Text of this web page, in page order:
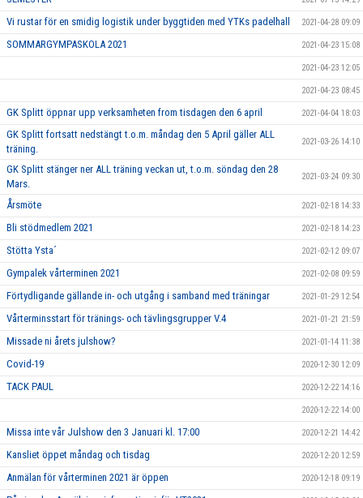
Vi rustar för en smidig logistik under byggtiden med YTKs padelhall 2021-04-28 09:09
SOMMARGYMPASKOLA 2021 2021-04-23 15:08
2021-04-23 12:05
2021-04-23 08:45
GK Splitt öppnar upp verksamheten from tisdagen den 6 april 2021-04-04 18:03
GK Splitt fortsatt nedstängt t.o.m. måndag den 5 April gäller ALL
träning.
2021-03-26 14:10
GK Splitt stänger ner ALL träning veckan ut, t.o.m. söndag den 28
Mars.
2021-03-24 09:30
Årsmöte 2021-02-18 14:33
Bli stödmedlem 2021 2021-02-18 14:23
Stötta Ysta´ 2021-02-12 09:07
Gympalek vårterminen 2021 2021-02-08 09:59
Förtydligande gällande in- och utgång i samband med träningar 2021-01-29 12:54
Vårterminsstart för tränings- och tävlingsgrupper V.4 2021-01-21 21:59
Missade ni årets julshow? 2021-01-14 11:38
Covid-19 2020-12-30 12:09
TACK PAUL 2020-12-22 14:16
2020-12-22 14:00
Missa inte vår Julshow den 3 Januari kl. 17:00 2020-12-21 14:42
Kansliet öppet måndag och tisdag 2020-12-20 12:59
Anmälan för vårterminen 2021 är öppen 2020-12-18 09:19